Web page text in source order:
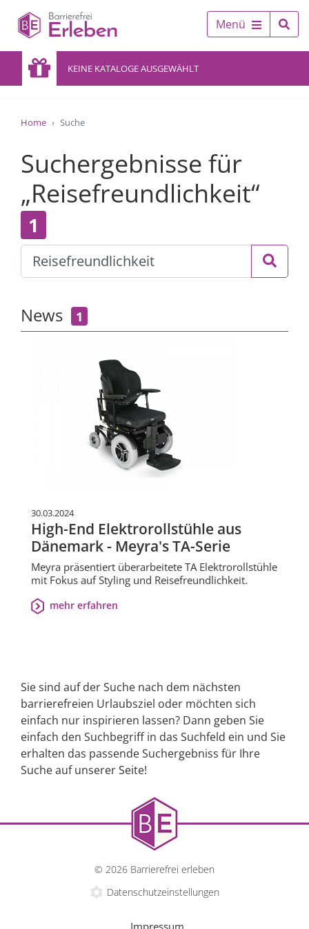
Menü
KEINE KATALOGE AUSGEWÄHLT
Home Suche
Suchergebnisse für
„Reisefreundlichkeit“
1
News 1
30.03.2024
High-End Elektrorollstühle aus
Dänemark - Meyra's TA-Serie
Meyra präsentiert überarbeitete TA Elektrorollstühle
mit Fokus auf Styling und Reisefreundlichkeit.
mehr erfahren
Sie sind auf der Suche nach dem nächsten
barrierefreien Urlaubsziel oder möchten sich
einfach nur inspirieren lassen? Dann geben Sie
einfach den Suchbegriff in das Suchfeld ein und Sie
erhalten das passende Suchergebniss für Ihre
Suche auf unserer Seite!
© 2026 Barrierefrei erleben
Datenschutzeinstellungen